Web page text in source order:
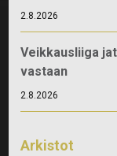
2.8.2026
Veikkausliiga
vastaan
2.8.2026
Arkistot